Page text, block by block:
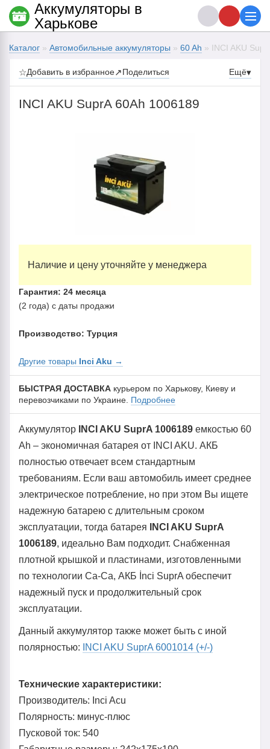
Каталог » Автомобильные аккумуляторы » 60 Ah » INCI AKU
☆Добавить в избранное↗Поделиться Ещё▾
INCI AKU SuprA 60Ah 1006189
Наличие и цену уточняйте у менеджера
Гарантия: 24 месяца
(2 года) с даты продажи
Производство: Турция
Другие товары Inci Aku →
БЫСТРАЯ ДОСТАВКА курьером по Харькову, Киеву и
перевозчиками по Украине. Подробнее
Аккумулятор INCI AKU SuprA 1006189 емкостью 60
Ah – экономичная батарея от INCI AKU. АКБ
полностью отвечает всем стандартным
требованиям. Если ваш автомобиль имеет среднее
электрическое потребление, но при этом Вы ищете
надежную батарею с длительным сроком
эксплуатации, тогда батарея
INCI AKU SuprA
1006189, идеально Вам подходит. Снабженная
плотной крышкой и пластинами, изготовленными
по технологии Ca-Ca, АКБ İnci SuprA обеспечит
надежный пуск и продолжительный срок
эксплуатации.
Данный аккумулятор также может быть с иной
полярностью:
INCI AKU SuprA 6001014 (+/-)
Технические характеристики:
Производитель: Inci Acu
Полярность: минус-плюс
Пусковой ток: 540
Аккумуляторы в
Харькове